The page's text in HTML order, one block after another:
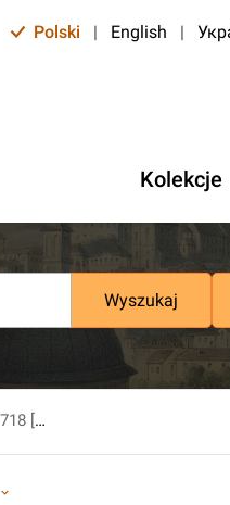
Polski | English |
Kolekcje
Wyszukaj
Kalendarz Polski Y Ruski [...] Na Rok [...] 1718 [...] Przez M. Jerzego Grzegorza Kostowskiego [...].